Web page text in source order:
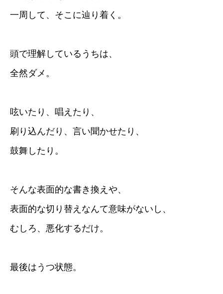
一周して、そこに辿り着く。
頭で理解しているうちは、
全然ダメ。
呟いたり、唱えたり、
刷り込んだり、言い聞かせたり、
鼓舞したり。
そんな表面的な書き換えや、
表面的な切り替えなんて意味がないし、
むしろ、悪化するだけ。
最後はうつ状態。